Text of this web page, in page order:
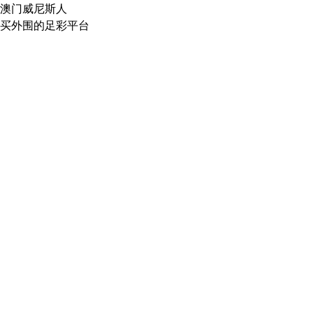
澳门威尼斯人
买外围的足彩平台